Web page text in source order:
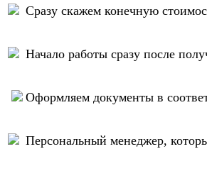
Сразу скажем конечную
Начало работы сразу после
Оформляем документы в
Персональный менеджер,